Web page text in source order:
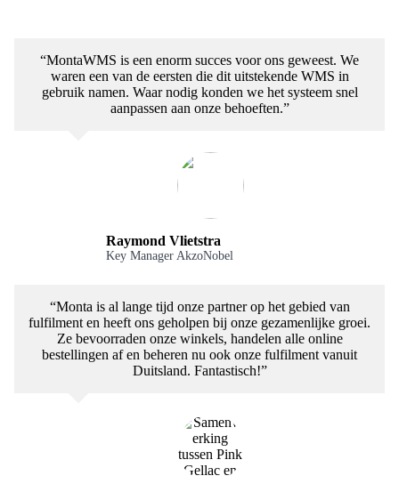
“MontaWMS is een enorm succes voor ons geweest. We
waren een van de eersten die dit uitstekende WMS in
gebruik namen. Waar nodig konden we het systeem snel
aanpassen aan onze behoeften.”
Raymond Vlietstra
Key Manager AkzoNobel
“Monta is al lange tijd onze partner op het gebied van
fulfilment en heeft ons geholpen bij onze gezamenlijke groei.
Ze bevoorraden onze winkels, handelen alle online
bestellingen af en beheren nu ook onze fulfilment vanuit
Duitsland. Fantastisch!”